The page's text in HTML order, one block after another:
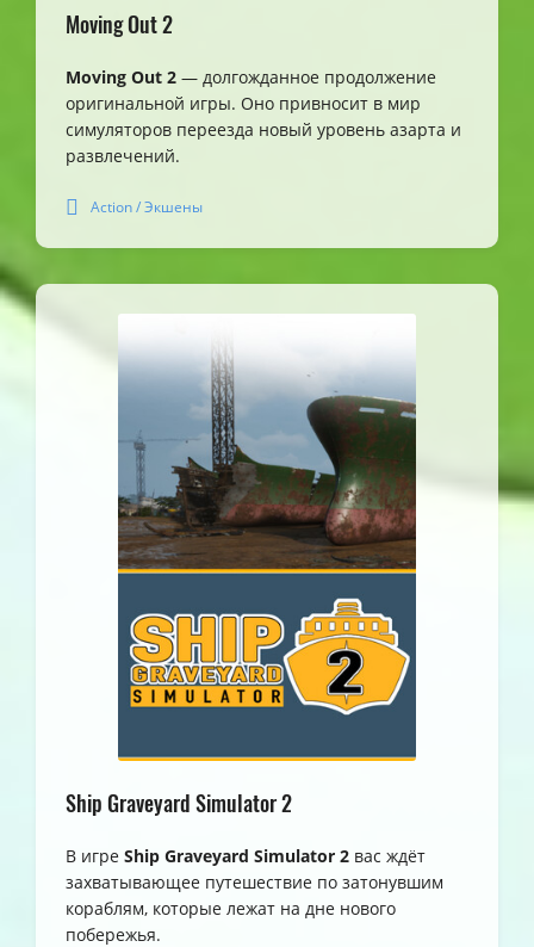
Moving Out 2
Moving Out 2 — долгожданное продолжение
оригинальной игры. Оно привносит в мир
симуляторов переезда новый уровень азарта и
развлечений.
Action / Экшены
Ship Graveyard Simulator 2
В игре Ship Graveyard Simulator 2 вас ждёт
захватывающее путешествие по затонувшим
кораблям, которые лежат на дне нового
побережья.